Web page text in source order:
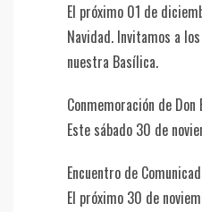
El próximo 01 de
Navidad. Invitamos a
nuestra Basílica.
Conmemoración de Don
Este sábado 30 de
Encuentro de
El próximo 30 de